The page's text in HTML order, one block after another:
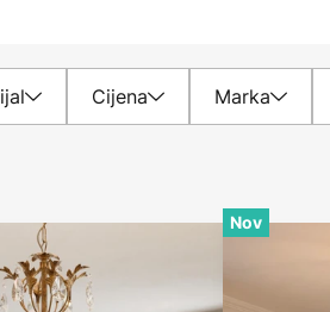
Cijena Marka
Nov